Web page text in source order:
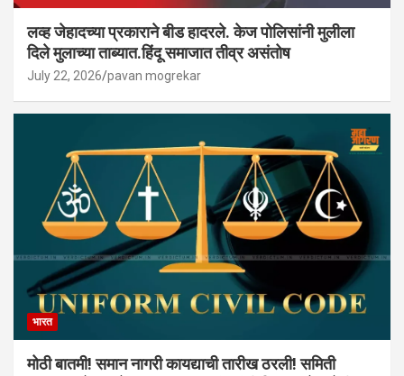
लव्ह जेहादच्या प्रकाराने बीड हादरले. केज पोलिसांनी मुलीला
दिले मुलाच्या ताब्यात.हिंदू समाजात तीव्र असंतोष
July 22, 2026 pavan mogrekar
भारत
मोठी बातमी! समान नागरी कायद्याची तारीख ठरली! समिती